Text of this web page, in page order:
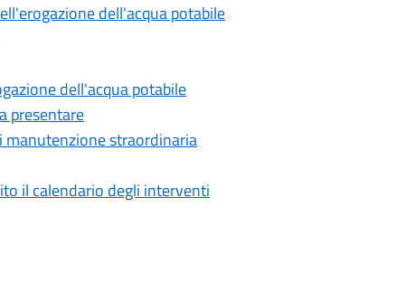
dell'acqua potabile
dell'acqua potabile
presentare
manutenzione straordinaria
il calendario degli interventi